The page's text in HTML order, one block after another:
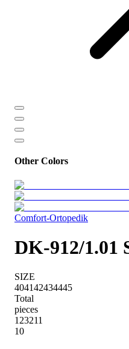
Other Colors
Comfort-Ortopedik
DK-912/
SIZE
404142434445
Total
pieces
123211
10